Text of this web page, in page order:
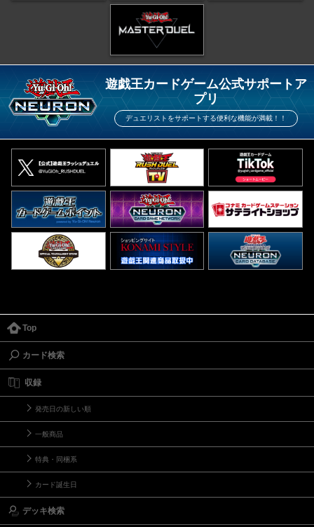
遊戯王カードゲーム公式サポートア
プリ
デュエリストをサポートする便利な機能が満載！！
Top
カード検索
収録
発売日の新しい順
一般商品
特典・同梱系
カード誕生日
デッキ検索